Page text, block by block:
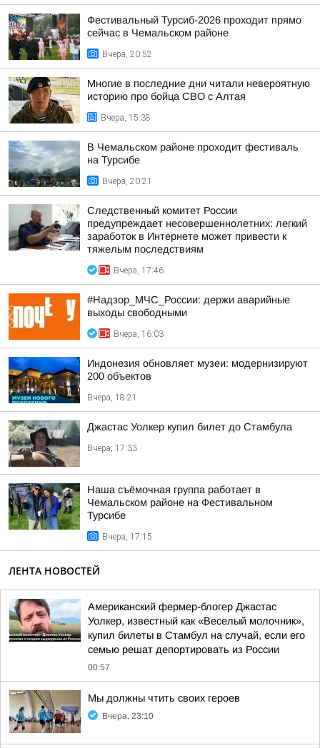
Фестивальный Турсиб-2026 проходит прямо
сейчас в Чемальском районе
Вчера, 20:52
Многие в последние дни читали невероятную
историю про бойца СВО с Алтая
Вчера, 15:38
В Чемальском районе проходит фестиваль
на Турсибе
Вчера, 20:21
Следственный комитет России
предупреждает несовершеннолетних: легкий
заработок в Интернете может привести к
тяжелым последствиям
Вчера, 17:46
#Надзор_МЧС_России: держи аварийные
выходы свободными
Вчера, 16:03
Индонезия обновляет музеи: модернизируют
200 объектов
Вчера, 18:21
Джастас Уолкер купил билет до Стамбула
Вчера, 17:33
Наша съёмочная группа работает в
Чемальском районе на Фестивальном
Турсибе
Вчера, 17:15
ЛЕНТА НОВОСТЕЙ
Американский фермер-блогер Джастас
Уолкер, известный как «Веселый молочник»,
купил билеты в Стамбул на случай, если его
семью решат депортировать из России
00:57
Мы должны чтить своих героев
Вчера, 23:10